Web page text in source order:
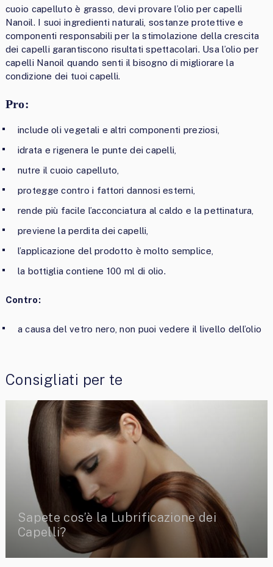
cuoio capelluto è grasso, devi provare l’olio per capelli
Nanoil. I suoi ingredienti naturali, sostanze protettive e
componenti responsabili per la stimolazione della crescita
dei capelli garantiscono risultati spettacolari. Usa l’olio per
capelli Nanoil quando senti il bisogno di migliorare la
condizione dei tuoi capelli.
Pro:
include oli vegetali e altri componenti preziosi,
idrata e rigenera le punte dei capelli,
nutre il cuoio capelluto,
protegge contro i fattori dannosi esterni,
rende più facile l’acconciatura al caldo e la pettinatura,
previene la perdita dei capelli,
l’applicazione del prodotto è molto semplice,
la bottiglia contiene 100 ml di olio.
Contro:
a causa del vetro nero, non puoi vedere il livello dell’olio
Consigliati per te
Sapete cos’è la Lubrificazione dei
Capelli?